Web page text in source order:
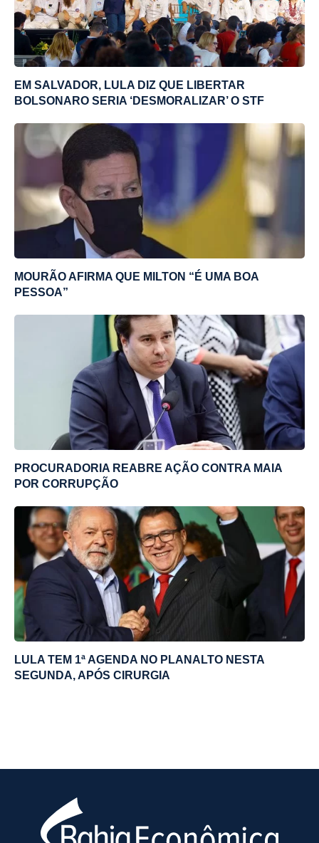
EM SALVADOR, LULA DIZ QUE LIBERTAR
BOLSONARO SERIA ‘DESMORALIZAR’ O STF
MOURÃO AFIRMA QUE MILTON “É UMA BOA
PESSOA”
PROCURADORIA REABRE AÇÃO CONTRA MAIA
POR CORRUPÇÃO
LULA TEM 1ª AGENDA NO PLANALTO NESTA
SEGUNDA, APÓS CIRURGIA